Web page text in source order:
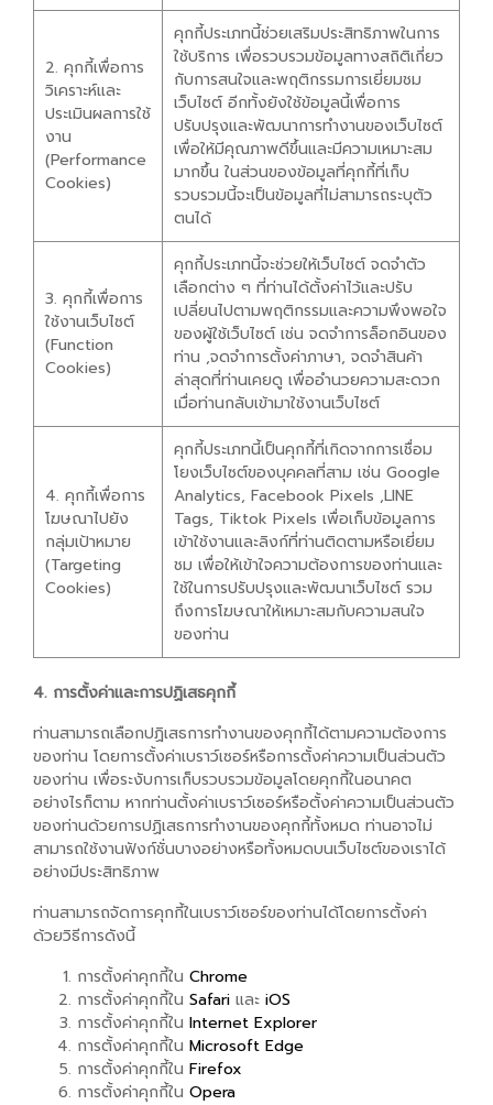
2. คุกกี้เพื่อการ
วิเคราะห์และ
ประเมินผลการใช้
งาน
(Performance
Cookies)
คุกกี้ประเภทนี้ช่วยเสริมประสิทธิภาพในการ
ใช้บริการ เพื่อรวบรวมข้อมูลทางสถิติเกี่ยว
กับการสนใจและพฤติกรรมการเยี่ยมชม
เว็บไซต์ อีกทั้งยังใช้ข้อมูลนี้เพื่อการ
ปรับปรุงและพัฒนาการทำงานของเว็บไซต์
เพื่อให้มีคุณภาพดีขึ้นและมีความเหมาะสม
มากขึ้น ในส่วนของข้อมูลที่คุกกี้ที่เก็บ
รวบรวมนี้จะเป็นข้อมูลที่ไม่สามารถระบุตัว
ตนได้
3. คุกกี้เพื่อการ
ใช้งานเว็บไซต์
(Function
Cookies)
คุกกี้ประเภทนี้จะช่วยให้เว็บไซต์ จดจำตัว
เลือกต่าง ๆ ที่ท่านได้ตั้งค่าไว้และปรับ
เปลี่ยนไปตามพฤติกรรมและความพึงพอใจ
ของผู้ใช้เว็บไซต์ เช่น จดจำการล็อกอินของ
ท่าน ,จดจำการตั้งค่าภาษา, จดจำสินค้า
ล่าสุดที่ท่านเคยดู เพื่ออำนวยความสะดวก
เมื่อท่านกลับเข้ามาใช้งานเว็บไซต์
4. คุกกี้เพื่อการ
โฆษณาไปยัง
กลุ่มเป้าหมาย
(Targeting
Cookies)
คุกกี้ประเภทนี้เป็นคุกกี้ที่เกิดจากการเชื่อม
โยงเว็บไซต์ของบุคคลที่สาม เช่น Google
Analytics, Facebook Pixels ,LINE
Tags, Tiktok Pixels เพื่อเก็บข้อมูลการ
เข้าใช้งานและลิงก์ที่ท่านติดตามหรือเยี่ยม
ชม เพื่อให้เข้าใจความต้องการของท่านและ
ใช้ในการปรับปรุงและพัฒนาเว็บไซต์ รวม
ถึงการโฆษณาให้เหมาะสมกับความสนใจ
ของท่าน
4. การตั้งค่าและการปฏิเสธคุกกี้
ท่านสามารถเลือกปฏิเสธการทำงานของคุกกี้ได้ตามความต้องการ
ของท่าน โดยการตั้งค่าเบราว์เซอร์หรือการตั้งค่าความเป็นส่วนตัว
ของท่าน เพื่อระงับการเก็บรวบรวมข้อมูลโดยคุกกี้ในอนาคต
อย่างไรก็ตาม หากท่านตั้งค่าเบราว์เซอร์หรือตั้งค่าความเป็นส่วนตัว
ของท่านด้วยการปฏิเสธการทำงานของคุกกี้ทั้งหมด ท่านอาจไม่
สามารถใช้งานฟังก์ชั่นบางอย่างหรือทั้งหมดบนเว็บไซต์ของเราได้
อย่างมีประสิทธิภาพ
ท่านสามารถจัดการคุกกี้ในเบราว์เซอร์ของท่านได้โดยการตั้งค่า
ด้วยวิธีการดังนี้
การตั้งค่าคุกกี้ใน Chrome
การตั้งค่าคุกกี้ใน Safari และ iOS
การตั้งค่าคุกกี้ใน Internet Explorer
การตั้งค่าคุกกี้ใน Microsoft Edge
การตั้งค่าคุกกี้ใน Firefox
การตั้งค่าคุกกี้ใน Opera